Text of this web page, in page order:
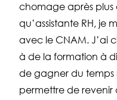
chomage après plus
qu’assistante RH, je
avec le CNAM. J’ai
à de la formation à
de gagner du
permettre de revenir